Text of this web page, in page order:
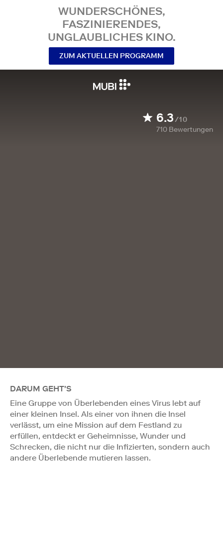
WUNDERSCHÖNES,
FASZINIERENDES,
UNGLAUBLICHES KINO.
ZUM AKTUELLEN PROGRAMM
6.3/10
710 Bewertungen
DARUM GEHT'S
Eine Gruppe von Überlebenden eines Virus lebt auf
einer kleinen Insel. Als einer von ihnen die Insel
verlässt, um eine Mission auf dem Festland zu
erfüllen, entdeckt er Geheimnisse, Wunder und
Schrecken, die nicht nur die Infizierten, sondern auch
andere Überlebende mutieren lassen.